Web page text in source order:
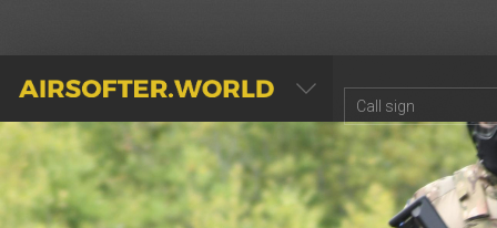
AIRSOFTER.WORLD